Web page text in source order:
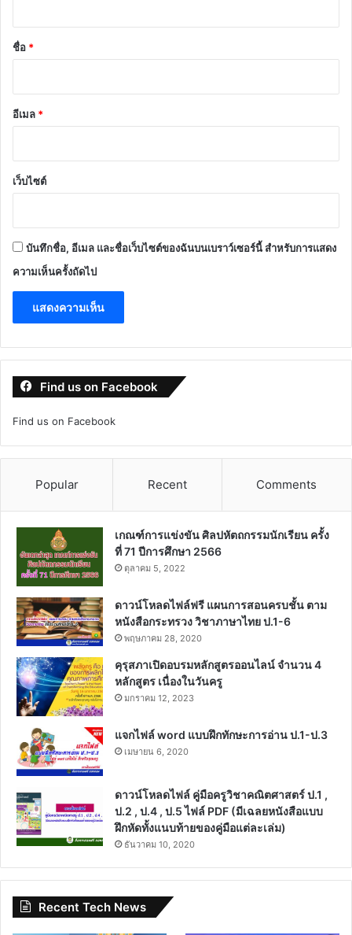
*
ชื่อ *
อีเมล *
เว็บไซต์
บันทึกชื่อ, อีเมล และชื่อเว็บไซต์ของฉันบนเบราว์เซอร์นี้ สำหรับการแสดง
ความเห็นครั้งถัดไป
Find us on Facebook
Find us on Facebook
Popular Recent Comments
เกณฑ์การแข่งขัน ศิลปหัตถกรรมนักเรียน ครั้ง
ที่ 71 ปีการศึกษา 2566
ตุลาคม 5, 2022
ดาวน์โหลดไฟล์ฟรี แผนการสอนครบชั้น ตาม
หนังสือกระทรวง วิชาภาษาไทย ป.1-6
พฤษภาคม 28, 2020
คุรุสภาเปิดอบรมหลักสูตรออนไลน์ จำนวน 4
หลักสูตร เนื่องในวันครู
มกราคม 12, 2023
แจกไฟล์ word แบบฝึกทักษะการอ่าน ป.1-ป.3
เมษายน 6, 2020
ดาวน์โหลดไฟล์ คู่มือครูวิชาคณิตศาสตร์ ป.1 ,
ป.2 , ป.4 , ป.5 ไฟล์ PDF (มีเฉลยหนังสือแบบ
ฝึกหัดทั้งแนบท้ายของคู่มือแต่ละเล่ม)
ธันวาคม 10, 2020
Recent Tech News